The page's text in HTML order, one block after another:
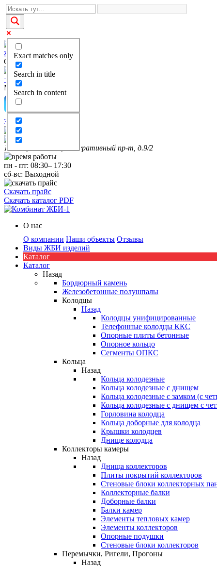
Exact matches only
Search in title
Search in content
zakaz@kgbi-1.ru
Отдел продаж
+7(495)649-69-28
Многоканальный
Заказать звонок
111399, г. Москва, Федеративный пр-т, д.9/2
пн - пт: 08:30– 17:30
сб-вс: Выходной
Скачать прайс
Скачать каталог PDF
О нас
О компании Наши объекты Отзывы
Виды ЖБИ изделий
Каталог
Каталог
Назад
Бордюрный камень
Железобетонные полушпалы
Колодцы
Назад
Колодцы унифицированные
Телефонные колодцы ККС
Опорные плиты бетонные
Опорное кольцо
Сегменты ОПКС
Кольца
Назад
Кольца колодезные
Кольца колодезные с днищем
Кольца колодезные с замком (с
Кольца колодезные с днищем с
Горловина колодца
Кольца доборные для колодца
Крышки колодцев
Днище колодца
Коллекторы камеры
Назад
Днища коллекторов
Плиты покрытий коллекторов
Стеновые блоки коллекторных
Коллекторные балки
Доборные балки
Балки камер
Элементы тепловых камер
Элементы коллекторов
Опорные подушки
Стеновые блоки коллекторов
Перемычки, Ригели, Прогоны
Назад